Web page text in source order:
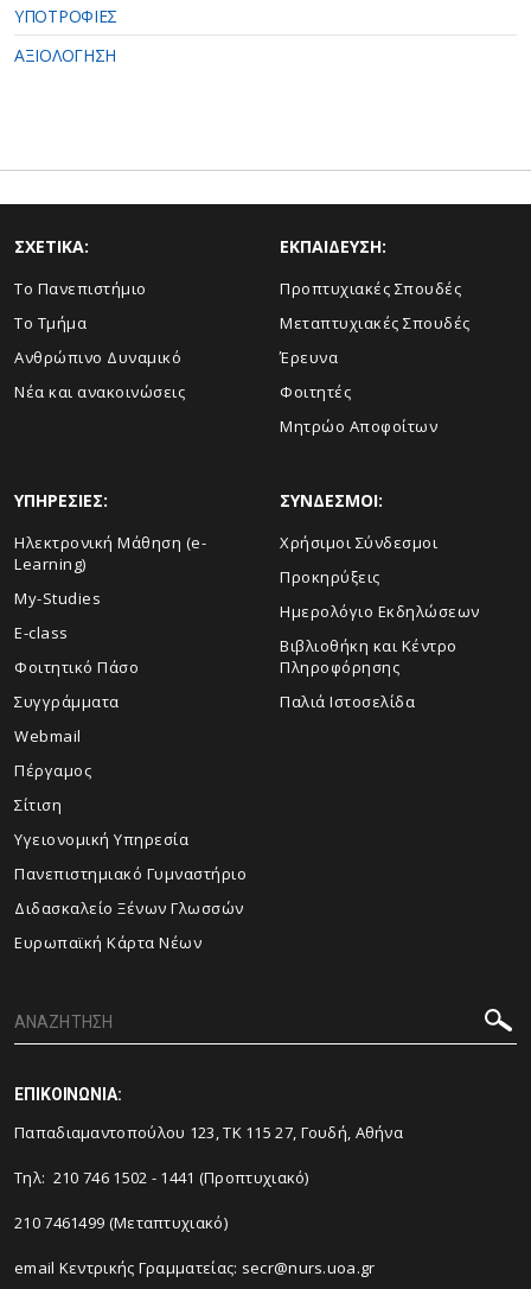
ΥΠΟΤΡΟΦΙΕΣ
ΑΞΙΟΛΟΓΗΣΗ
ΣΧΕΤΙΚΑ:
Το Πανεπιστήμιο
Το Τμήμα
Ανθρώπινο Δυναμικό
Νέα και ανακοινώσεις
ΕΚΠΑΙΔΕΥΣΗ:
Προπτυχιακές Σπουδές
Μεταπτυχιακές Σπουδές
Έρευνα
Φοιτητές
Μητρώο Αποφοίτων
ΥΠΗΡΕΣΙΕΣ:
Ηλεκτρονική Μάθηση (e-
Learning)
My-Studies
E-class
Φοιτητικό Πάσο
Συγγράμματα
Webmail
Πέργαμος
Σίτιση
Υγειονομική Υπηρεσία
Πανεπιστημιακό Γυμναστήριο
Διδασκαλείο Ξένων Γλωσσών
Ευρωπαϊκή Κάρτα Νέων
ΣΥΝΔΕΣΜΟΙ:
Χρήσιμοι Σύνδεσμοι
Προκηρύξεις
Ημερολόγιο Εκδηλώσεων
Βιβλιοθήκη και Κέντρο
Πληροφόρησης
Παλιά Ιστοσελίδα
ΕΠΙΚΟΙΝΩΝΙΑ:
Παπαδιαμαντοπούλου 123, ΤΚ 115 27, Γουδή, Αθήνα
Τηλ: 210 746 1502 - 1441 (Προπτυχιακό)
210 7461499 (Μεταπτυχιακό)
email Κεντρικής Γραμματείας: secr@nurs.uoa.gr